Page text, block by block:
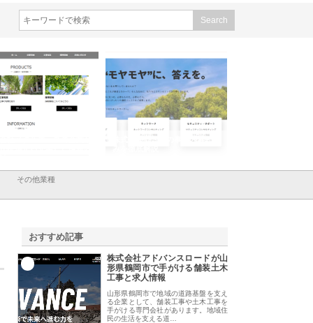
提供する充実した情報内
株式会社ＣＳＡの事業内容と強
その他業種
おすすめ記事
株式会社アドバンスロードが山
形県鶴岡市で手がける舗装土木
工事と求人情報
山形県鶴岡市で地域の道路基盤を支え
る企業として、舗装工事や土木工事を
手がける専門会社があります。地域住
民の生活を支える道…